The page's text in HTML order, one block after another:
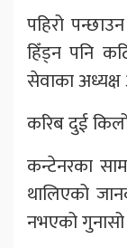
पहिरो
हिँड्न पनि
सेवाका
करिब दुई
कन्टेनरका
थालिएको
नभएको